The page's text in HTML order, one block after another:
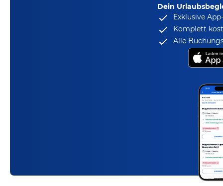
Dein
Exklusive
Komplett
Alle